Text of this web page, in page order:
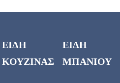
ΕΙΔΗ
ΚΟΥΖΙΝΑΣ
ΕΙΔΗ
ΜΠΑΝΙΟΥ